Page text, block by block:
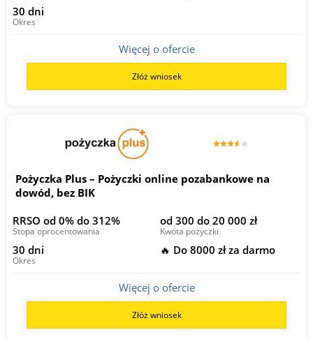
30 dni
Okres
Więcej o ofercie
Złóż wniosek
Pożyczka Plus – Pożyczki online pozabankowe na
dowód, bez BIK
RRSO od 0% do 312%
Stopa oprocentowania
od 300 do 20 000 zł
Kwota pożyczki
30 dni
Okres
🔥 Do 8000 zł za darmo
Więcej o ofercie
Złóż wniosek